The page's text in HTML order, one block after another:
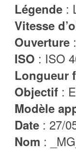
Légende :
Vitesse
Ouverture
ISO : ISO
Longueur
Objectif :
Modèle
Date : 27/
Nom :